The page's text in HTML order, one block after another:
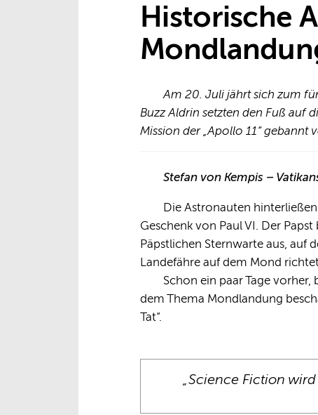
Historische
Am 20. Juli jährt sich zum
Buzz Aldrin setzten den Fuß auf
Mission der „Apollo 11“ gebannt
Stefan von Kempis –
Die Astronauten
Geschenk von Paul VI. Der
Päpstlichen Sternwarte aus, auf
Landefähre auf dem Mond
Schon ein paar Tage
dem Thema Mondlandung
Tat“.
„Science Fiction wird